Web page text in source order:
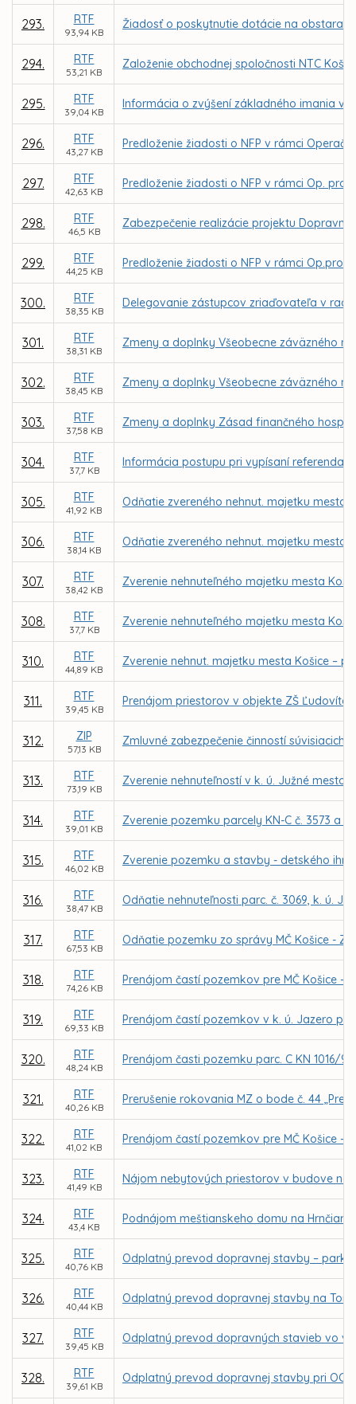
293. RTF
93,94 KB
Žiadosť o poskytnutie dotácie na
294. RTF
53,21 KB
Založenie obchodnej spoločnosti NTC
295. RTF
39,04 KB
Informácia o zvýšení základného imania v
296. RTF
43,27 KB
Predloženie žiadosti o NFP v rámci
297. RTF
42,63 KB
Predloženie žiadosti o NFP v rámci Op.
298. RTF
46,5 KB
Zabezpečenie realizácie projektu
299. RTF
44,25 KB
Predloženie žiadosti o NFP v rámci
300. RTF
38,35 KB
Delegovanie zástupcov zriaďovateľa v
301. RTF
38,31 KB
Zmeny a doplnky Všeobecne záväzného
302. RTF
38,45 KB
Zmeny a doplnky Všeobecne záväzného
303. RTF
37,58 KB
Zmeny a doplnky Zásad finančného
304. RTF
37,7 KB
Informácia postupu pri vypísaní referenda
305. RTF
41,92 KB
Odňatie zvereného nehnut. majetku mesta
306. RTF
38,14 KB
Odňatie zvereného nehnut. majetku mesta
307. RTF
38,42 KB
Zverenie nehnuteľného majetku mesta
308. RTF
37,7 KB
Zverenie nehnuteľného majetku mesta
310. RTF
44,89 KB
Zverenie nehnut. majetku mesta Košice –
311. RTF
39,45 KB
Prenájom priestorov v objekte ZŠ Ľudovíta
312. ZIP
57,13 KB
Zmluvné zabezpečenie činností súvisiacich
313. RTF
73,19 KB
Zverenie nehnuteľností v k. ú. Južné mesto
314. RTF
39,01 KB
Zverenie pozemku parcely KN-C č. 3573 a
315. RTF
46,02 KB
Zverenie pozemku a stavby - detského
316. RTF
38,47 KB
Odňatie nehnuteľnosti parc. č. 3069, k. ú.
317. RTF
67,53 KB
Odňatie pozemku zo správy MČ Košice -
318. RTF
74,26 KB
Prenájom častí pozemkov pre MČ Košice
319. RTF
69,33 KB
Prenájom častí pozemkov v k. ú. Jazero
320. RTF
48,24 KB
Prenájom časti pozemku parc. C KN 1016/9
321. RTF
40,26 KB
Prerušenie rokovania MZ o bode č. 44
322. RTF
41,02 KB
Prenájom častí pozemkov pre MČ Košice -
323. RTF
41,49 KB
Nájom nebytových priestorov v budove na
324. RTF
43,4 KB
Podnájom meštianskeho domu na
325. RTF
40,76 KB
Odplatný prevod dopravnej stavby –
326. RTF
40,44 KB
Odplatný prevod dopravnej stavby na
327. RTF
39,45 KB
Odplatný prevod dopravných stavieb vo
328. RTF
39,61 KB
Odplatný prevod dopravnej stavby pri OC